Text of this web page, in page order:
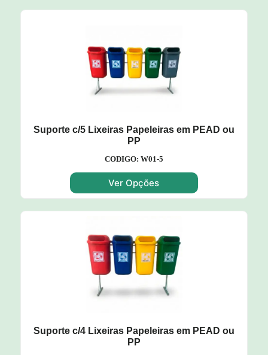
Suporte c/5 Lixeiras Papeleiras em PEAD ou
PP
CODIGO: W01-5
Ver Opções
Suporte c/4 Lixeiras Papeleiras em PEAD ou
PP